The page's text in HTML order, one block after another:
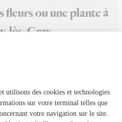
ou une plante à
lès-Gray
est respecté. Livraison au